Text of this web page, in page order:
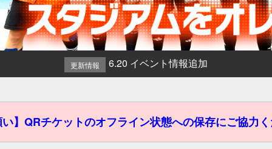
更新情報 6.20 イベント情報追加
】QRチケットのオフライン状態への保存にご協力